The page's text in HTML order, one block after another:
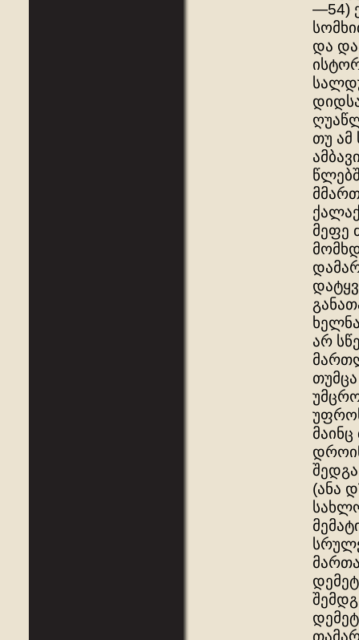
—54)
და
თუ ამ
მეფე
არ
(ანა